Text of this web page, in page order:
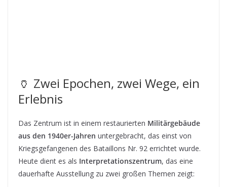
🏺 Zwei Epochen, zwei Wege, ein
Erlebnis
Das Zentrum ist in einem restaurierten Militärgebäude
aus den 1940er-Jahren untergebracht, das einst von
Kriegsgefangenen des Bataillons Nr. 92 errichtet wurde.
Heute dient es als Interpretationszentrum, das eine
dauerhafte Ausstellung zu zwei großen Themen zeigt: